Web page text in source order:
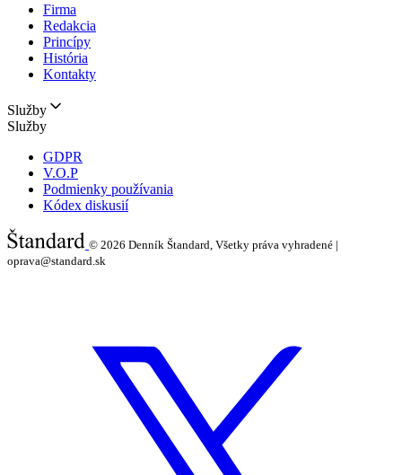
Firma
Redakcia
Princípy
História
Kontakty
Služby
Služby
GDPR
V.O.P
Podmienky používania
Kódex diskusií
© 2026 Denník Štandard, Všetky práva vyhradené |
oprava@standard.sk